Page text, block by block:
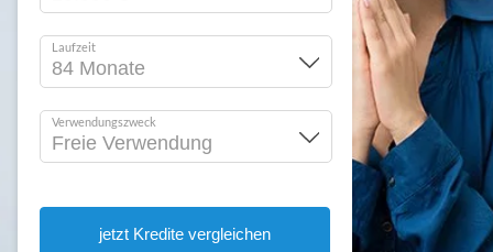
Laufzeit
Verwendungszweck
jetzt Kredite vergleichen